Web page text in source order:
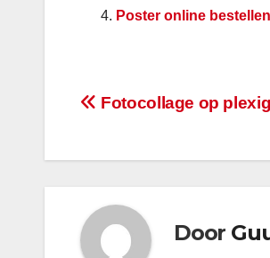
Poster online bestellen
Bericht
Fotocollage op
Door